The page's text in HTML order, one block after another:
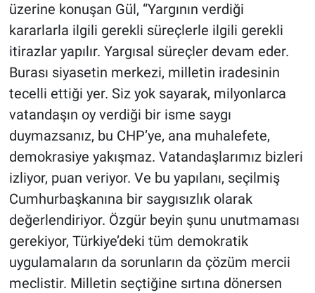
üzerine konuşan Gül, “Yargının verdiği
kararlarla ilgili gerekli süreçlerle ilgili gerekli
itirazlar yapılır. Yargısal süreçler devam eder.
Burası siyasetin merkezi, milletin iradesinin
tecelli ettiği yer. Siz yok sayarak, milyonlarca
vatandaşın oy verdiği bir isme saygı
duymazsanız, bu CHP’ye, ana muhalefete,
demokrasiye yakışmaz. Vatandaşlarımız bizleri
izliyor, puan veriyor. Ve bu yapılanı, seçilmiş
Cumhurbaşkanına bir saygısızlık olarak
değerlendiriyor. Özgür beyin şunu unutmaması
gerekiyor, Türkiye’deki tüm demokratik
uygulamaların da sorunların da çözüm mercii
meclistir. Milletin seçtiğine sırtına dönersen